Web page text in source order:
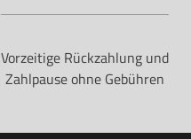
Vorzeitige Rückzahlung und
Zahlpause ohne Gebühren